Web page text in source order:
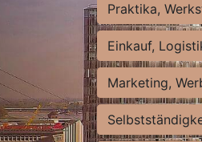
Praktika,
Einkauf,
Marketing,